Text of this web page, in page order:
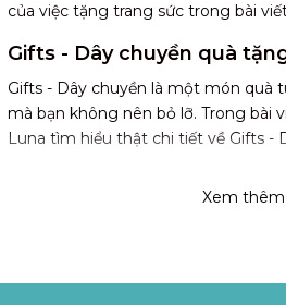
của việc tặng trang sức trong bài
Gifts - Dây chuyền quà
Gifts - Dây chuyền là một món quà
mà bạn không nên bỏ lỡ. Trong bài
Luna tìm hiểu thật chi tiết về Gifts -
Xem thêm